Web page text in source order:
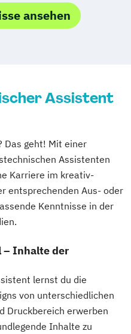
r Assistent/in PLUS
(IHK) PLUS
Ton (IHK) PLUS
(IHK) PLUS
ansehen
Assistent
Das geht! Mit einer
Assistenten
Karriere im kreativ-
entsprechenden Aus- oder
Kenntnisse in der
– Inhalte der
lernst du die
von unterschiedlichen
Druckbereich erwerben
Inhalte zu